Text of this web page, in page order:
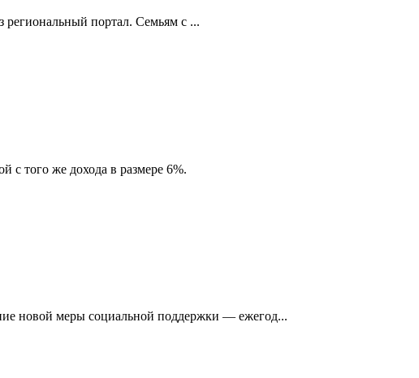
региональный портал. Семьям с ...
с того же дохода в размере 6%.
новой меры социальной поддержки — ежегод...